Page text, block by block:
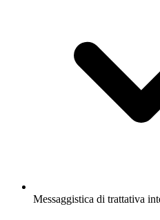
Messaggistica di trattativa